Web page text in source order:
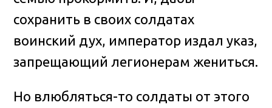
сохранить в своих солдатах
воинский дух, император издал указ,
запрещающий легионерам жениться.
Но влюбляться-то солдаты от этого